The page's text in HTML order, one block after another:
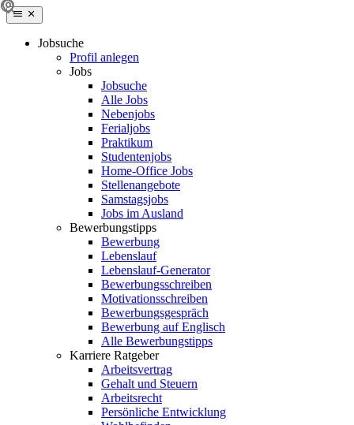
Jobsuche
Profil anlegen
Jobs
Jobsuche
Alle Jobs
Nebenjobs
Ferialjobs
Praktikum
Studentenjobs
Home-Office Jobs
Stellenangebote
Samstagsjobs
Jobs im Ausland
Bewerbungstipps
Bewerbung
Lebenslauf
Lebenslauf-Generator
Bewerbungsschreiben
Motivationsschreiben
Bewerbungsgespräch
Bewerbung auf Englisch
Alle Bewerbungstipps
Karriere Ratgeber
Arbeitsvertrag
Gehalt und Steuern
Arbeitsrecht
Persönliche Entwicklung